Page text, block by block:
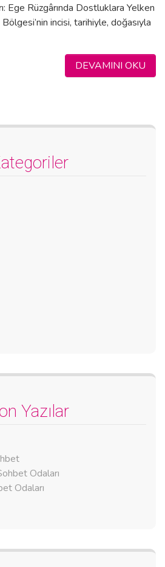
Ege Rüzgârında Dostluklara Yelken
incisi, tarihiyle, doğasıyla
DEVAMINI OKU
Yazılar
Odaları
Odaları